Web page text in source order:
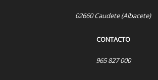
02660 Caudete (Albacete)
CONTACTO
965 827 000